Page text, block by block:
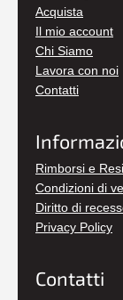
Acquista
Il mio account
Chi Siamo
Lavora con noi
Contatti
Rimborsi e Resi
Condizioni di
Diritto di
Privacy Policy
Contatti